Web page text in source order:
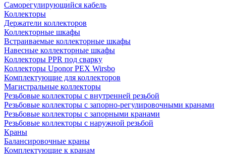
Саморегулирующийся кабель
Коллекторы
Держатели коллекторов
Коллекторные шкафы
Встраиваемые коллекторные шкафы
Навесные коллекторные шкафы
Коллекторы PPR под сварку
Коллекторы Uponor PEX Wirsbo
Комплектующие для коллекторов
Магистральные коллекторы
Резьбовые коллекторы с внутренней резьбой
Резьбовые коллекторы с запорно-регулировочными кранами
Резьбовые коллекторы с запорными кранами
Резьбовые коллекторы с наружной резьбой
Краны
Балансировочные краны
Комплектующие к кранам